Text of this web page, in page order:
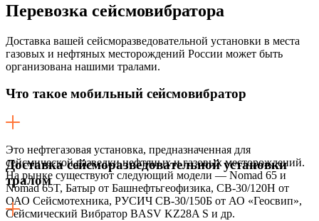
Перевозка сейсмовибратора
Доставка вашей сейсморазведовательной установки в места
газовых и нефтяных месторождений России может быть
организована нашими тралами.
Что такое мобильный сейсмовибратор
Это нефтегазовая установка, предназначенная для
сейсмической разведки нефтяных и газовых месторождений.
На рынке существуют следующий модели — Nоmad 65 и
Nоmad 65T, Батыр от Башнефтьгеофизика, CВ-30/120Н от
ОАО Сейсмотехника, РУСИЧ СВ-30/150Б от АО «Геосвип»,
Сейсмический Вибратор BASV KZ28A S и др.
Доставка сейсморазведовательной установки
тралом